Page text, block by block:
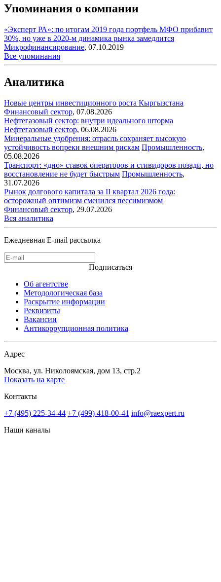
Упоминания о компании
«Эксперт РА»: по итогам 2019 года портфель МФО прибавит
30%, но уже в 2020-м динамика рынка замедлится
Микрофинансирование, 07.10.2019
Все упоминания
Аналитика
Новые центры инвестиционного роста Кыргызстана
Финансовый сектор, 07.08.2026
Нефтегазовый сектор: внутри идеального шторма
Нефтегазовый сектор, 06.08.2026
Минеральные удобрения: отрасль сохраняет высокую
устойчивость вопреки внешним рискам Промышленность,
05.08.2026
Транспорт: «дно» ставок операторов и стивидоров позади, но
восстановление не будет быстрым Промышленность,
31.07.2026
Рынок долгового капитала за II квартал 2026 года:
осторожный оптимизм сменился пессимизмом
Финансовый сектор, 29.07.2026
Вся аналитика
Ежедневная E-mail рассылка
Подписаться
Об агентстве
Методологическая база
Раскрытие информации
Реквизиты
Вакансии
Антикоррупционная политика
Адрес
Москва, ул. Николоямская, дом 13, стр.2
Показать на карте
Контакты
+7 (495) 225-34-44 +7 (499) 418-00-41 info@raexpert.ru
Наши каналы